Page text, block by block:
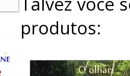
produtos: